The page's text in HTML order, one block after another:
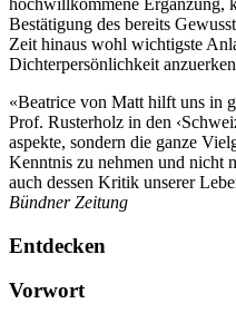
Bestätigung des bereits
Zeit hinaus wohl wichtigste
Dichterpersönlichkeit
«Beatrice von Matt hilft uns in
Prof. Rusterholz in den
aspekte, sondern die ganze
Kenntnis zu nehmen und nicht
auch dessen Kritik unserer
Bündner Zeitung
Entdecken
Vorwort